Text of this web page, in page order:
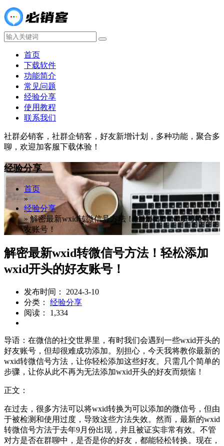
首页
下载软件
功能简介
常见问题
经验分享
使用教程
联系我们
社群必销客，社群企销客，好友新增计划，多种功能，聚合多
聊，欢迎加客服下载体验！
经验分享
首页
»
经验分享
» 解密最新wxid转微信号方法！轻松添加wxid开头的好
友账号！
解密最新wxid转微信号方法！轻松添加
wxid开头的好友账号！
发布时间： 2024-3-10
分类： 经验分享
阅读： 1,334
导语：在微信的社交世界里，有时我们会遇到一些wxid开头的
好友账号，但却很难成功添加。别担心，今天我将教你最新的
wxid转微信号方法，让你轻松添加这些好友。只需几个简单的
步骤，让你从此不再为无法添加wxid开头的好友而烦恼！
正文：
在过去，很多方法可以将wxid转换为可以添加的微信号，但由
于被检测和使用过度，导致这些方法失效。然而，最新的wxid
转微信号方法于去年9月份出现，并且被证实非常有效。不管
对方是否在群聊中，是否是你的好友，都能轻松转换。现在，